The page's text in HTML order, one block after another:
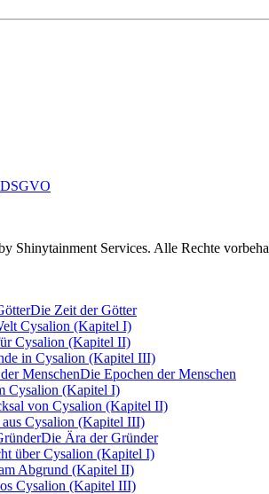
Shinytainment Services. Alle Rechte
Die Zeit der Götter
Cysalion (Kapitel I)
Cysalion (Kapitel II)
in Cysalion (Kapitel III)
Die Epochen der Menschen
Cysalion (Kapitel I)
von Cysalion (Kapitel II)
Cysalion (Kapitel III)
Die Ära der Gründer
über Cysalion (Kapitel I)
Abgrund (Kapitel II)
Cysalion (Kapitel III)